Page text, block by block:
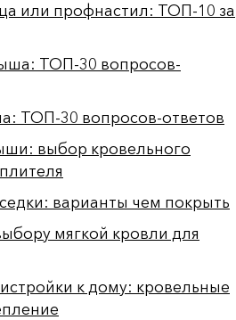
или профнастил: ТОП-10 за
ТОП-30 вопросов-
ТОП-30 вопросов-ответов
выбор кровельного
варианты чем покрыть
мягкой кровли для
к дому: кровельные